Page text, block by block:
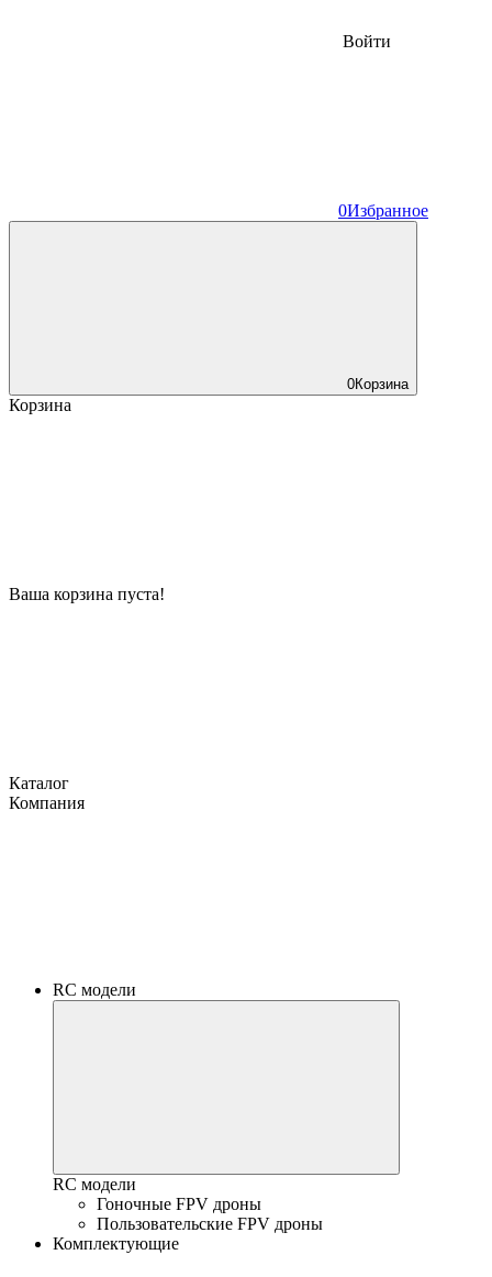
Войти
0Избранное
0Корзина
Корзина
Ваша корзина пуста!
Каталог
Компания
RC модели
RC модели
Гоночные FPV дроны
Пользовательские FPV дроны
Комплектующие